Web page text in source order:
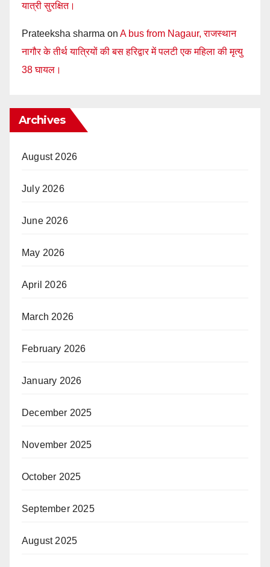
यात्री सुरक्षित।
Prateeksha sharma on A bus from Nagaur, राजस्थान
नागौर के तीर्थ यात्रियों की बस हरिद्वार में पलटी एक महिला की मृत्यु
38 घायल।
Archives
August 2026
July 2026
June 2026
May 2026
April 2026
March 2026
February 2026
January 2026
December 2025
November 2025
October 2025
September 2025
August 2025